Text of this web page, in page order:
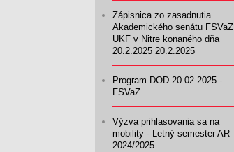
Zápisnica zo zasadnutia
Akademického senátu FSVaZ
UKF v Nitre konaného dňa
20.2.2025 20.2.2025
Program DOD 20.02.2025 -
FSVaZ
Výzva prihlasovania sa na
mobility - Letný semester AR
2024/2025